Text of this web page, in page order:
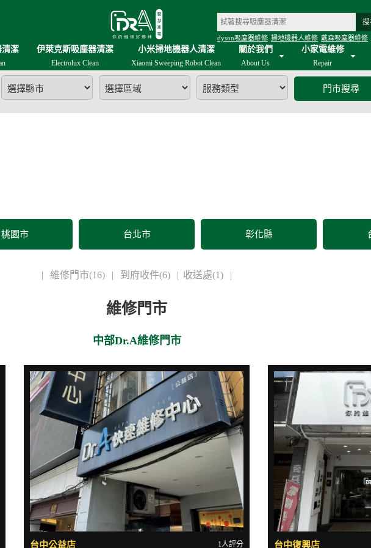
dyson吸塵器維修 掃地機器人維修 戴森吸塵器維修
清潔 伊萊克斯吸塵器清潔
Electrolux Clean
小米掃地機器人清潔
Xiaomi Sweeping Robot Clean
關於我們
About Us
小家電維修
Repair
Dyson吸塵器換BSMI認證電
門市搜尋
桃園市 台北市 彰化縣
| 維修門市(16) | 到府收件(6) | 收送處(1) |
維修門市
中部Dr.A維修門市
1人評分
台中公益店 台中復興店